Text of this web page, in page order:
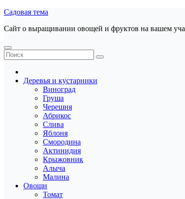
Перейти
содержанию
Садовая тема
Сайт о выращивании овощей и фруктов на вашем
Деревья и кустарники
Виноград
Груша
Черешня
Абрикос
Слива
Яблоня
Смородина
Актинидия
Крыжовник
Алыча
Малина
Овощи
Томат